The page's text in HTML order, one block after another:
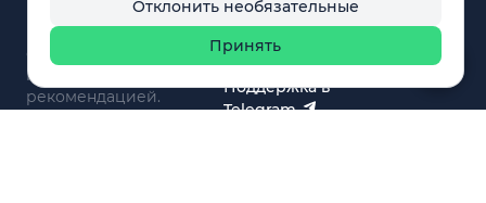
Отклонить необязательные
Принять
все материалы,
представленные на
сайте, не являются
инвестиционной
рекомендацией.
Обучение
Вебинары
О нас
Поддержка в
Telegram